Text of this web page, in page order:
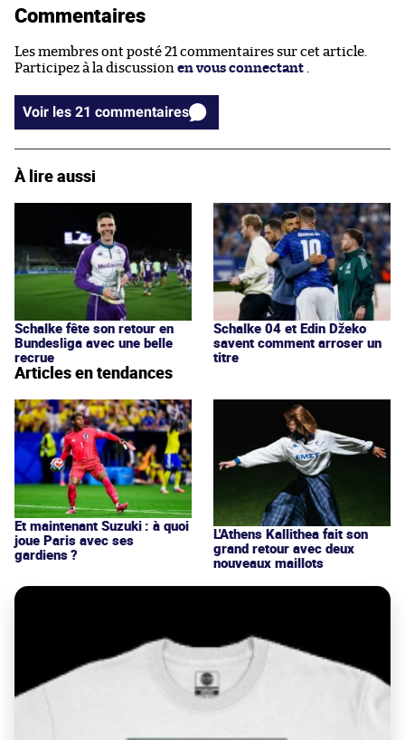
Commentaires
Les membres ont posté 21 commentaires sur cet article.
Participez à la discussion en vous connectant .
Voir les 21 commentaires
À lire aussi
Schalke fête son retour en
Bundesliga avec une belle
recrue
Schalke 04 et Edin Džeko
savent comment arroser un
titre
Articles en tendances
Et maintenant Suzuki : à quoi
joue Paris avec ses
gardiens ?
L'Athens Kallithea fait son
grand retour avec deux
nouveaux maillots